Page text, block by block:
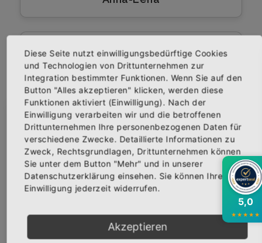
Senegal Illegal Scheissegal
Wuppertal
HONK´n`ROLL
So geil auf Malle
Wochenende Saufen Geil
Abonniere jetzt unseren Newsletter ×
Bekomme die aktuellsten News über neue
Produkte und zudem einen 10% Gutschein für
deine nächste Bestellung.
5,0
★★★★★
Diese Seite nutzt einwilligungsbedürftige Cookies
und Technologien von Drittunternehmen zur
Integration bestimmter Funktionen. Wenn Sie auf den
Button "Alles akzeptieren" klicken, werden diese
Funktionen aktiviert (Einwilligung). Nach der
Einwilligung verarbeiten wir und die betroffenen
Drittunternehmen Ihre personenbezogenen Daten für
verschiedene Zwecke. Detaillierte Informationen zu
Zweck, Rechtsgrundlagen, Drittunternehmen können
Sie unter dem Button "Mehr" und in unserer
Datenschutzerklärung einsehen. Sie können Ihre
Einwilligung jederzeit widerrufen.
Akzeptieren